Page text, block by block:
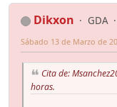
Dikxon GDA
Sábado 13 de Marzo de
Cita de:
horas.